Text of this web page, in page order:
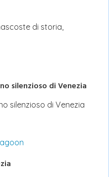
di storia,
silenzioso di Venezia
silenzioso di Venezia